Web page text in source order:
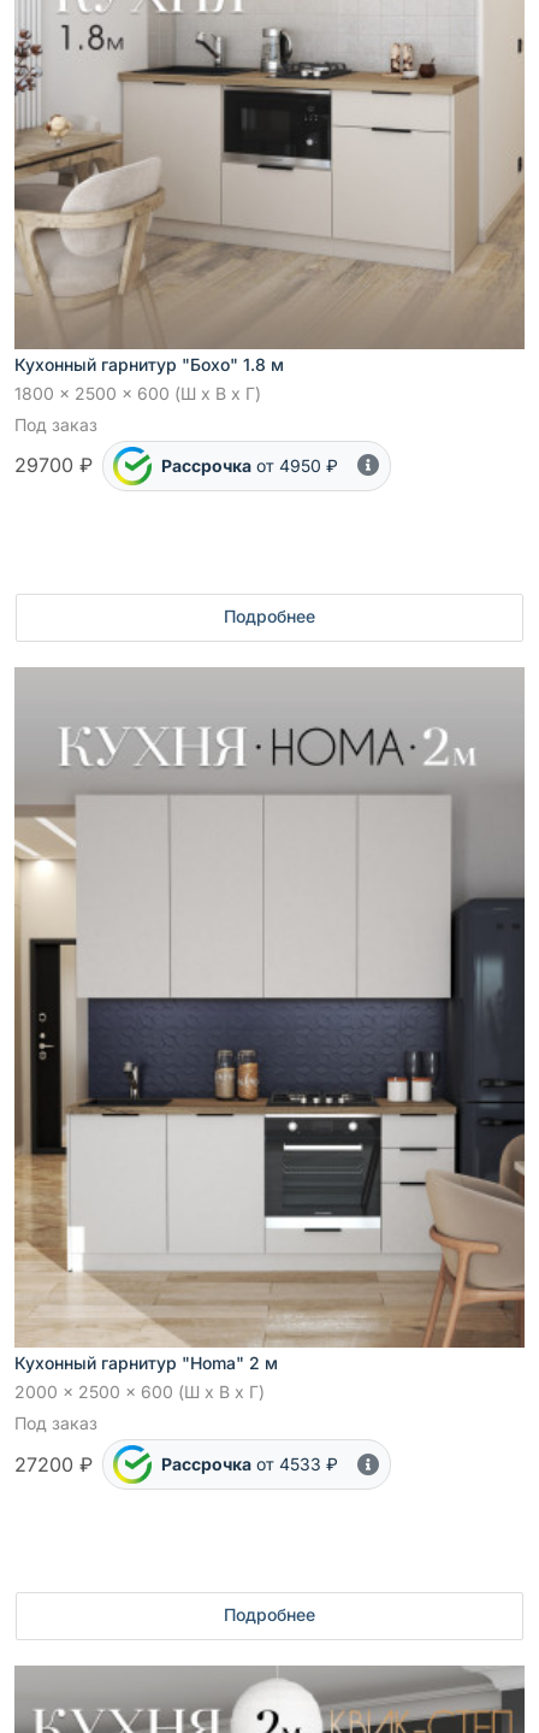
Кухонный гарнитур "Бохо" 1.8 м
1800 x 2500 x 600 (Ш x В x Г)
Под заказ
29700 ₽ Рассрочка от 4950 ₽
Подробнее
Кухонный гарнитур "Homa" 2 м
2000 x 2500 x 600 (Ш x В x Г)
Под заказ
27200 ₽ Рассрочка от 4533 ₽
Подробнее